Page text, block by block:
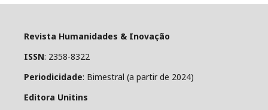
Revista Humanidades & Inovação
ISSN: 2358-8322
Periodicidade: Bimestral (a partir de 2024)
Editora Unitins